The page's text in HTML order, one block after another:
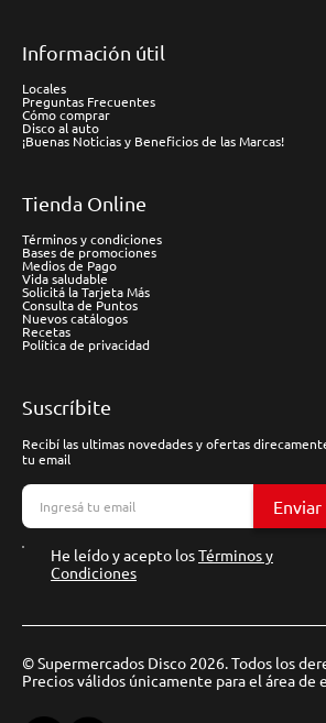
Información útil
Locales
Preguntas Frecuentes
Cómo comprar
Disco al auto
¡Buenas Noticias y Beneficios de las Marcas!
Tienda Online
Términos y condiciones
Bases de promociones
Medios de Pago
Vida saludable
Solicitá la Tarjeta Más
Consulta de Puntos
Nuevos catálogos
Recetas
Política de privacidad
Suscríbite
Recibí las ultimas novedades y ofertas
tu email
Enviar
He leído y acepto losTérminos y
Condiciones
© Supermercados Disco 2026. Todos los
Precios válidos únicamente para el área de